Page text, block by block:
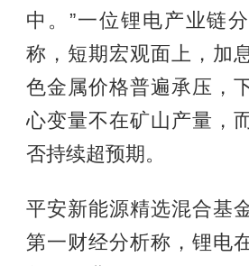
中。”一位锂电产业链
称，短期宏观面上，加
色金属价格普遍承压，
心变量不在矿山产量，
否持续超预期。
平安新能源精选混合基
第一财经分析称，锂电